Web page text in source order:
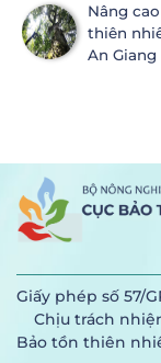
Nâng
thiên
An Giang
Giấy phép số 57/
Chịu trách
Bảo tồn thiên